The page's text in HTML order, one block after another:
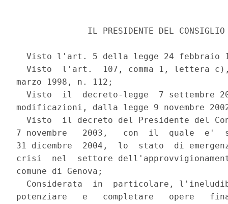
IL PRESIDENTE DEL
Visto l'art. 5 della legge 24 febbraio
Visto  l'art.  107, comma 1, lettera
marzo 1998, n. 112;
Visto  il  decreto-legge  7 settembre
modificazioni, dalla legge 9 novembre
Visto  il decreto del Presidente del
7 novembre   2003,   con  il  quale
31 dicembre  2004,  lo  stato  di
crisi  nel  settore
comune di Genova;
Considerata  in  particolare,
potenziare   e   completare   opere